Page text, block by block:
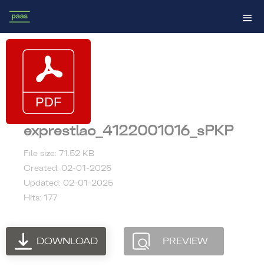
exprestlac_4122001016_sPKP
File size: 71.52 KB
Created: 02-01-2025
Updated: 02-01-2025
Hits: 177
DOWNLOAD PREVIEW